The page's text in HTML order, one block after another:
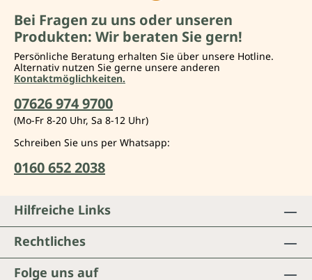
Bei Fragen zu uns oder unseren
Produkten: Wir beraten Sie gern!
Persönliche Beratung erhalten Sie über unsere Hotline.
Alternativ nutzen Sie gerne unsere anderen
Kontaktmöglichkeiten.
07626 974 9700
(Mo-Fr 8-20 Uhr, Sa 8-12 Uhr)
Schreiben Sie uns per Whatsapp:
0160 652 2038
Folge uns auf
Hilfreiche Links
Rechtliches